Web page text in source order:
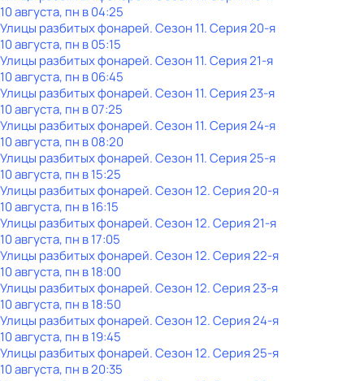
10 августа, пн в 04:25
Улицы разбитых фонарей. Сезон 11. Серия 20-я
10 августа, пн в 05:15
Улицы разбитых фонарей. Сезон 11. Серия 21-я
10 августа, пн в 06:45
Улицы разбитых фонарей. Сезон 11. Серия 23-я
10 августа, пн в 07:25
Улицы разбитых фонарей. Сезон 11. Серия 24-я
10 августа, пн в 08:20
Улицы разбитых фонарей. Сезон 11. Серия 25-я
10 августа, пн в 15:25
Улицы разбитых фонарей. Сезон 12. Серия 20-я
10 августа, пн в 16:15
Улицы разбитых фонарей. Сезон 12. Серия 21-я
10 августа, пн в 17:05
Улицы разбитых фонарей. Сезон 12. Серия 22-я
10 августа, пн в 18:00
Улицы разбитых фонарей. Сезон 12. Серия 23-я
10 августа, пн в 18:50
Улицы разбитых фонарей. Сезон 12. Серия 24-я
10 августа, пн в 19:45
Улицы разбитых фонарей. Сезон 12. Серия 25-я
10 августа, пн в 20:35